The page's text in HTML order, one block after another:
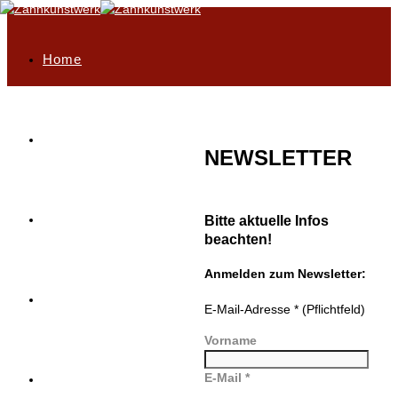
Home
NEWSLETTER
Bitte aktuelle Infos
beachten!
Anmelden zum Newsletter:
E-Mail-Adresse * (Pflichtfeld)
Vorname
E-Mail *